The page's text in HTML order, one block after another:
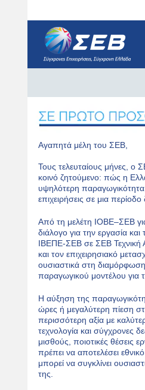
Αγαπητά μέλη του ΣΕΒ,
Τους τελευταίους μήνες, ο
κοινό ζητούμενο: πώς η
υψηλότερη παραγωγικότητα,
επιχειρήσεις σε μια
Από τη μελέτη ΙΟΒΕ–ΣΕΒ
διάλογο για την εργασία
ΙΒΕΠΕ-ΣΕΒ σε ΣΕΒ Τεχνική
και τον επιχειρησιακό
ουσιαστικά στη
παραγωγικού μοντέλου για
Η αύξηση της
ώρες ή μεγαλύτερη πίεση
περισσότερη αξία με
τεχνολογία και σύγχρονες
μισθούς, ποιοτικές θέσεις
πρέπει να αποτελέσει
μπορεί να συγκλίνει
της.